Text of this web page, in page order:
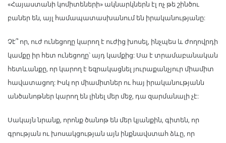
«Հայաստանի կոմիտեների» ակնարկներն էլ ոչ թե շինծու
բաներ են, այլ համապատասխանում են իրականությանը:
Չէ՞ որ, ուժ ունեցողը կարող է ուժից խոսել, ինչպես և ժողովրդի
կամքը իր հետ ունեցողը՝ այդ կամքից: Սա է տրամաբանական
հետևանքը, որ կարող է եզրակացնել յուրաքանչյուր միամիտ
հավատացող: Իսկ որ միամիտներ ու հայ իրականությանն
անծանոթներ կարող են լինել մեր մեջ, դա զարմանալի չէ:
Սակայն նրանք, որոնք ծանոթ են մեր կյանքին, գիտեն, որ
գրության ու խոսակցության այն ինքնավստահ ձևը, որ